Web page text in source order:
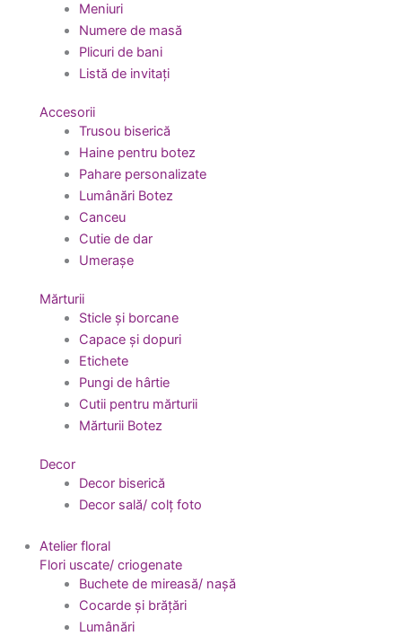
Meniuri
Numere de masă
Plicuri de bani
Listă de invitați
Accesorii
Trusou biserică
Haine pentru botez
Pahare personalizate
Lumânări Botez
Canceu
Cutie de dar
Umerașe
Mărturii
Sticle și borcane
Capace și dopuri
Etichete
Pungi de hârtie
Cutii pentru mărturii
Mărturii Botez
Decor
Decor biserică
Decor sală/ colț foto
Atelier floral
Flori uscate/ criogenate
Buchete de mireasă/ nașă
Cocarde și brățări
Lumânări